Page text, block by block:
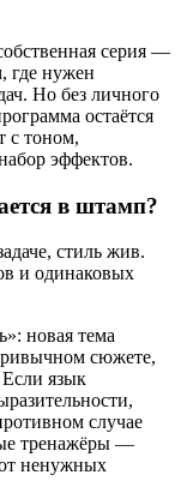
серия —
где нужен
Но без личного
остаётся
с тоном,
эффектов.
в штамп?
стиль жив.
и одинаковых
новая тема
сюжете,
Если язык
случае
тренажёры —
ненужных